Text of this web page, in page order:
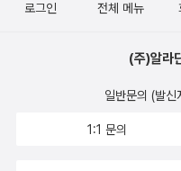
로그인 전체 메뉴
(주)알라
일반문의 (발신
1:1 문의